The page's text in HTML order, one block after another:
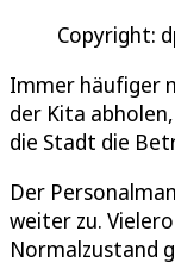
Copyright:
Immer häufiger
der Kita
die Stadt die
Der
weiter zu.
Normalzustand